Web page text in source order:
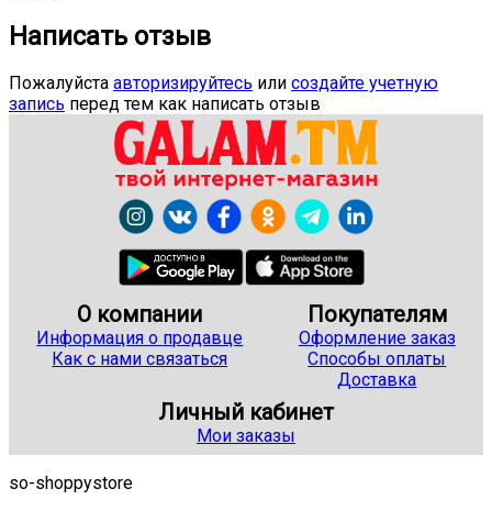
Написать отзыв
Пожалуйста авторизируйтесь или создайте учетную
запись перед тем как написать отзыв
О компании
Информация о продавце
Как с нами связаться
Покупателям
Оформление заказ
Способы оплаты
Доставка
Личный кабинет
Мои заказы
so-shoppystore